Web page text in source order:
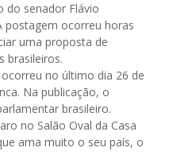
do senador Flávio
postagem ocorreu horas
uma proposta de
brasileiros.
no último dia 26 de
Na publicação, o
brasileiro.
no Salão Oval da Casa
ama muito o seu país, o